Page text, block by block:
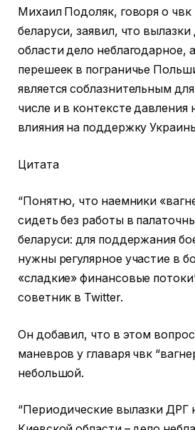
Михаил Подоляк, говоря о чвк
беларуси, заявил, что
области дело неблагодарное,
перешеек в пограничье
является соблазнительным
числе и в контексте давления
влияния на поддержку
Цитата
“Понятно, что наемники
сидеть без работы в
беларуси: для поддержания
нужны регулярное участие в
«сладкие» финансовые
советник в Twitter.
Он добавил, что в этом
маневров у главаря чвк
небольшой.
“Периодические вылазки ДРГ